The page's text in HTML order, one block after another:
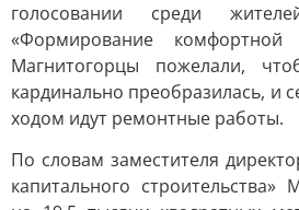
голосовании среди
«Формирование комфортной
Магнитогорцы пожелали,
кардинально преобразилась, и
ходом идут ремонтные работы.
По словам заместителя
капитального строительства»